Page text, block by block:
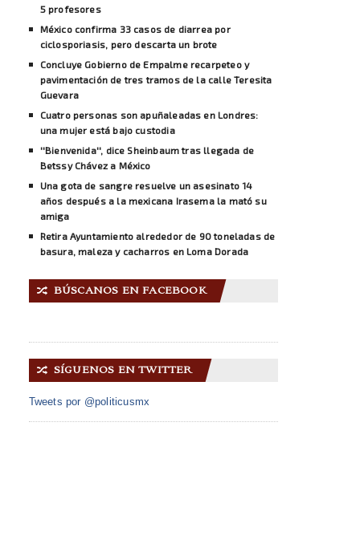
5 profesores
México confirma 33 casos de diarrea por
ciclosporiasis, pero descarta un brote
Concluye Gobierno de Empalme recarpeteo y
pavimentación de tres tramos de la calle Teresita
Guevara
Cuatro personas son apuñaleadas en Londres:
una mujer está bajo custodia
''Bienvenida'', dice Sheinbaum tras llegada de
Betssy Chávez a México
Una gota de sangre resuelve un asesinato 14
años después a la mexicana Irasema la mató su
amiga
Retira Ayuntamiento alrededor de 90 toneladas de
basura, maleza y cacharros en Loma Dorada
🔀 BÚSCANOS EN FACEBOOK
🔀 SÍGUENOS EN TWITTER
Tweets por @politicusmx